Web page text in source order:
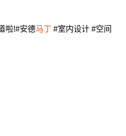
啦!#安德马丁
#室内设计 #空间